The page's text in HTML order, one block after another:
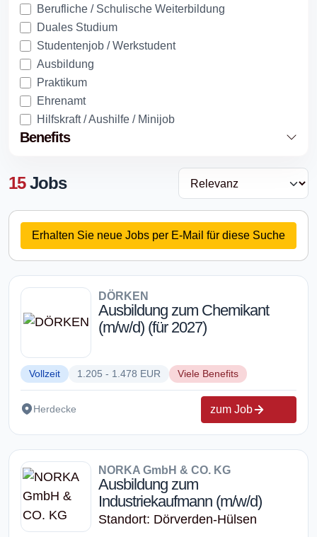
Berufliche / Schulische Weiterbildung
Duales Studium
Studentenjob / Werkstudent
Ausbildung
Praktikum
Ehrenamt
Hilfskraft / Aushilfe / Minijob
Benefits
15Jobs
Erhalten Sie neue Jobs per E-Mail für diese Suche
DÖRKEN
Ausbildung zum Chemikant
(m/w/d) (für 2027)
Vollzeit 1.205 - 1.478 EUR Viele Benefits
Herdecke zum Job
NORKA GmbH & CO. KG
Ausbildung zum
Industriekaufmann (m/w/d)
Standort: Dörverden-Hülsen